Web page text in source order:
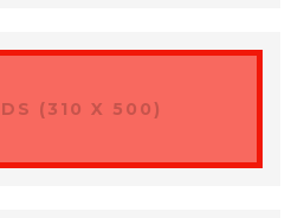
(310 X 500)